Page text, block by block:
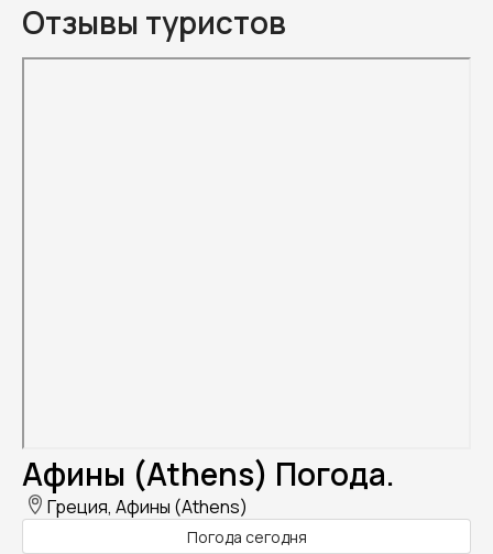
Отзывы туристов
Афины (Athens) Погода.
Греция, Афины (Athens)
Погода сегодня